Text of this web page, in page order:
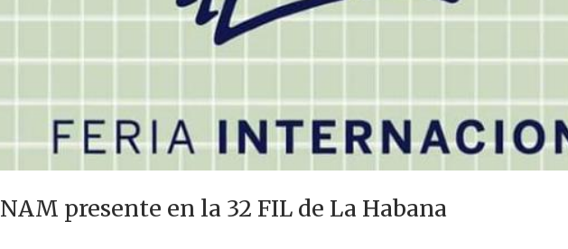
presente en la 32 FIL de La Habana